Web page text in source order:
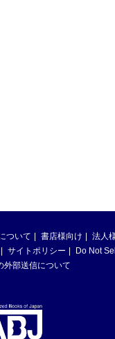
ついて 書店様向け 法人
サイトポリシー
Do Not
外部送信について